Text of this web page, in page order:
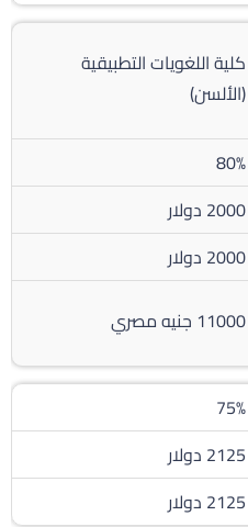
كلية اللغويات التطبيقية
(الألسن)
80%
2000 دولار
2000 دولار
11000 جنيه مصري
75%
2125 دولار
2125 دولار